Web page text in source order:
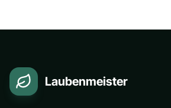
Laubenmeister